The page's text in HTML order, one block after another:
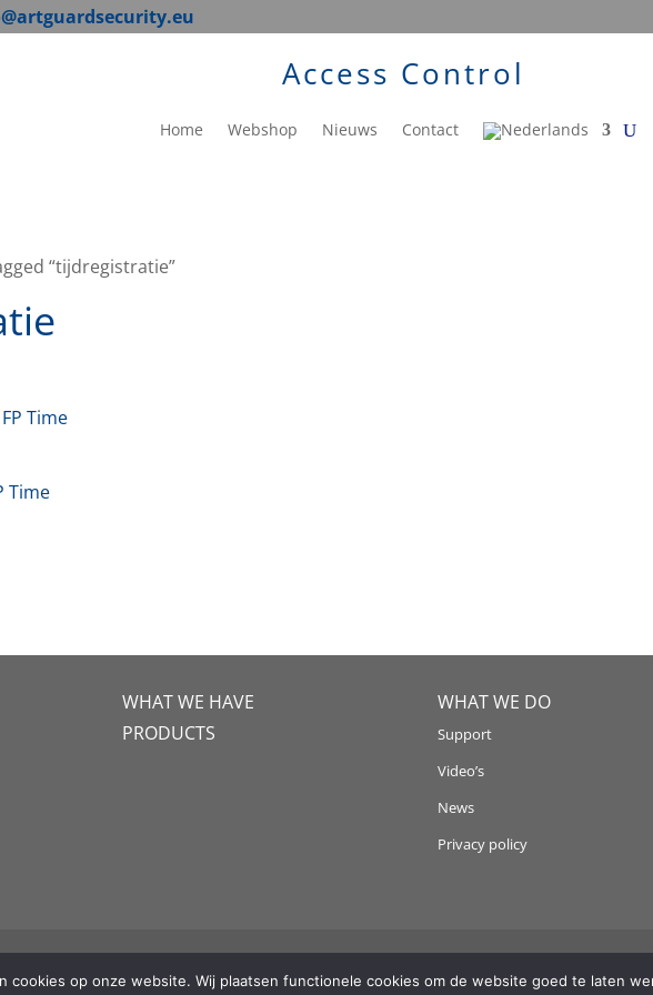
Access Control
Home Webshop Nieuws Contact
“tijdregistratie”
Time
WHAT WE HAVE
PRODUCTS
WHAT WE DO
Support
Video’s
News
Privacy policy
cookies op onze website. Wij plaatsen functionele cookies om de website goed te laten